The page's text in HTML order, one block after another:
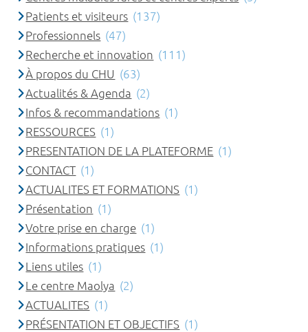
Patients et visiteurs (137)
Professionnels (47)
Recherche et innovation (111)
À propos du CHU (63)
Actualités & Agenda (2)
Infos & recommandations (1)
RESSOURCES (1)
PRESENTATION DE LA PLATEFORME (1)
CONTACT (1)
ACTUALITES ET FORMATIONS (1)
Présentation (1)
Votre prise en charge (1)
Informations pratiques (1)
Liens utiles (1)
Le centre Maolya (2)
ACTUALITES (1)
PRÉSENTATION ET OBJECTIFS (1)